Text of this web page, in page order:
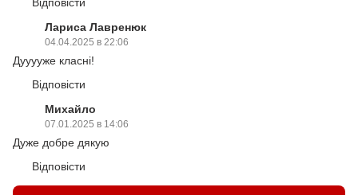
Відповісти
Лариса Лавренюк
04.04.2025 в 22:06
Дууууже класні!
Відповісти
Михайло
07.01.2025 в 14:06
Дуже добре дякую
Відповісти